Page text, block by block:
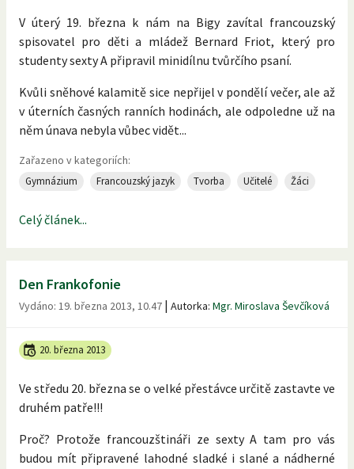
V úterý 19. března k nám na Bigy zavítal francouzský
spisovatel pro děti a mládež Bernard Friot, který pro
studenty sexty A připravil minidílnu tvůrčího psaní.
Kvůli sněhové kalamitě sice nepřijel v pondělí večer, ale až
v úterních časných ranních hodinách, ale odpoledne už na
něm únava nebyla vůbec vidět...
Zařazeno v kategoriích:
Gymnázium Francouzský jazyk Tvorba Učitelé Žáci
Celý článek...
Den Frankofonie
Vydáno: 19. března 2013, 10.47 | Autorka: Mgr. Miroslava Ševčíková
20. března 2013
Ve středu 20. března se o velké přestávce určitě zastavte ve
druhém patře!!!
Proč? Protože francouzštináři ze sexty A tam pro vás
budou mít připravené lahodné sladké i slané a nádherné